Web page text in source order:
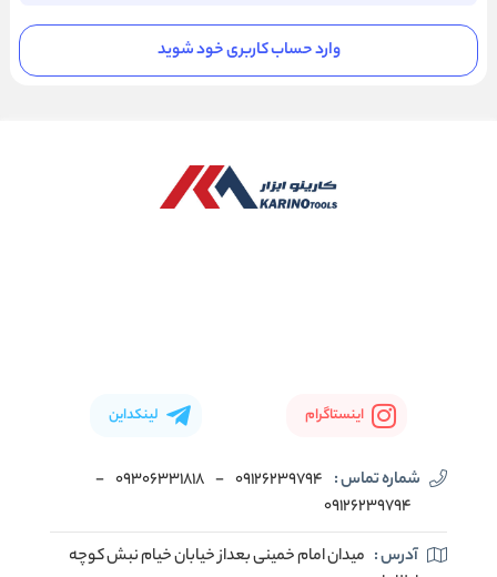
وارد حساب کاربری خود شوید
اینستاگرام لینکداین
شماره تماس : 09126239794
-
09306331818
-
09126239794
آدرس : میدان امام خمینی بعداز خیابان خیام نبش کوچه